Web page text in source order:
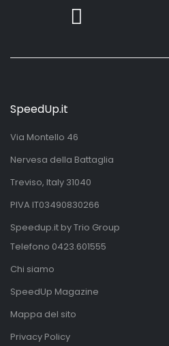
SpeedUp.it
Via Montello 46
Nervesa della Battaglia
Treviso, Italy 31040
PIVA IT03490830266
Speedup.it by Trio Group
Telefono 0423.601555
Chi siamo
SpeedUp Magazine
Mappa del sito
Privacy Policy